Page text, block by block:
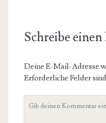
Schreibe
Deine E-Mail-Adresse
Erforderliche Felder
Dein